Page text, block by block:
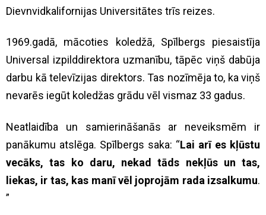
Dievnvidkalifornijas Universitātes trīs reizes.
1969.gadā, mācoties koledžā, Spīlbergs piesaistīja
Universal izpilddirektora uzmanību, tāpēc viņš dabūja
darbu kā televīzijas direktors. Tas nozīmēja to, ka viņš
nevarēs iegūt koledžas grādu vēl vismaz 33 gadus.
Neatlaidība un samierināšanās ar neveiksmēm ir
panākumu atslēga. Spīlbergs saka: “Lai arī es kļūstu
vecāks, tas ko daru, nekad tāds nekļūs un tas,
liekas, ir tas, kas manī vēl joprojām rada izsalkumu.
”